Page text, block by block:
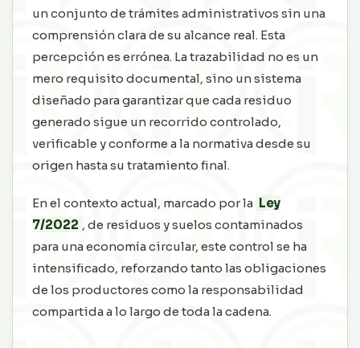
un conjunto de trámites administrativos sin una
comprensión clara de su alcance real. Esta
percepción es errónea. La trazabilidad no es un
mero requisito documental, sino un sistema
diseñado para garantizar que cada residuo
generado sigue un recorrido controlado,
verificable y conforme a la normativa desde su
origen hasta su tratamiento final.
En el contexto actual, marcado por la Ley
7/2022 , de residuos y suelos contaminados
para una economía circular, este control se ha
intensificado, reforzando tanto las obligaciones
de los productores como la responsabilidad
compartida a lo largo de toda la cadena.